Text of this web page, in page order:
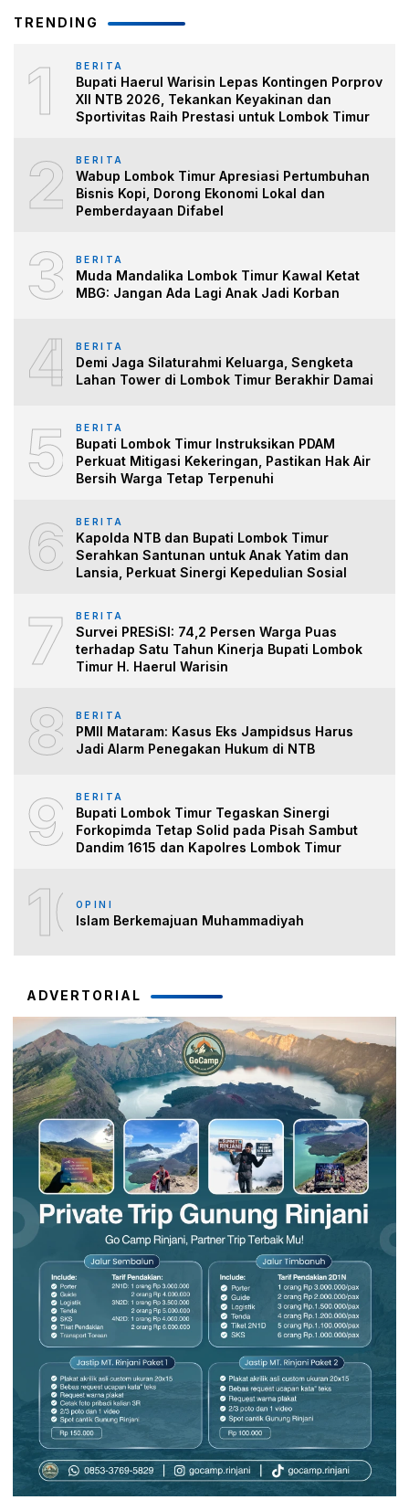
TRENDING
1 BERITA
Bupati Haerul Warisin Lepas Kontingen Porprov
XII NTB 2026, Tekankan Keyakinan dan
Sportivitas Raih Prestasi untuk Lombok Timur
2 BERITA
Wabup Lombok Timur Apresiasi Pertumbuhan
Bisnis Kopi, Dorong Ekonomi Lokal dan
Pemberdayaan Difabel
3 BERITA
Muda Mandalika Lombok Timur Kawal Ketat
MBG: Jangan Ada Lagi Anak Jadi Korban
4 BERITA
Demi Jaga Silaturahmi Keluarga, Sengketa
Lahan Tower di Lombok Timur Berakhir Damai
5 BERITA
Bupati Lombok Timur Instruksikan PDAM
Perkuat Mitigasi Kekeringan, Pastikan Hak Air
Bersih Warga Tetap Terpenuhi
6 BERITA
Kapolda NTB dan Bupati Lombok Timur
Serahkan Santunan untuk Anak Yatim dan
Lansia, Perkuat Sinergi Kepedulian Sosial
7 BERITA
Survei PRESiSI: 74,2 Persen Warga Puas
terhadap Satu Tahun Kinerja Bupati Lombok
Timur H. Haerul Warisin
8 BERITA
PMII Mataram: Kasus Eks Jampidsus Harus
Jadi Alarm Penegakan Hukum di NTB
9 BERITA
Bupati Lombok Timur Tegaskan Sinergi
Forkopimda Tetap Solid pada Pisah Sambut
Dandim 1615 dan Kapolres Lombok Timur
10
OPINI
Islam Berkemajuan Muhammadiyah
ADVERTORIAL